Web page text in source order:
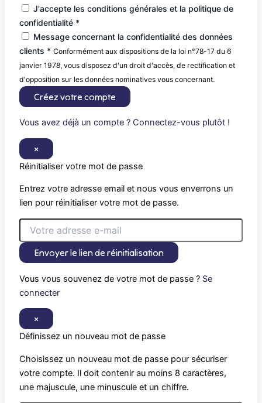
J'accepte les conditions générales et la politique de
confidentialité *
Message concernant la confidentialité des données
clients * Conformément aux dispositions de la loi n°78-17 du 6
janvier 1978, vous disposez d'un droit d'accès, de rectification et
d'opposition sur les données nominatives vous concernant.
Créez votre compte
Vous avez déjà un compte ? Connectez-vous plutôt !
×
Réinitialiser votre mot de passe
Entrez votre adresse email et nous vous enverrons un
lien pour réinitialiser votre mot de passe.
Envoyer le lien de réinitialisation
Vous vous souvenez de votre mot de passe ? Se
connecter
×
Définissez un nouveau mot de passe
Choisissez un nouveau mot de passe pour sécuriser
votre compte. Il doit contenir au moins 8 caractères,
une majuscule, une minuscule et un chiffre.